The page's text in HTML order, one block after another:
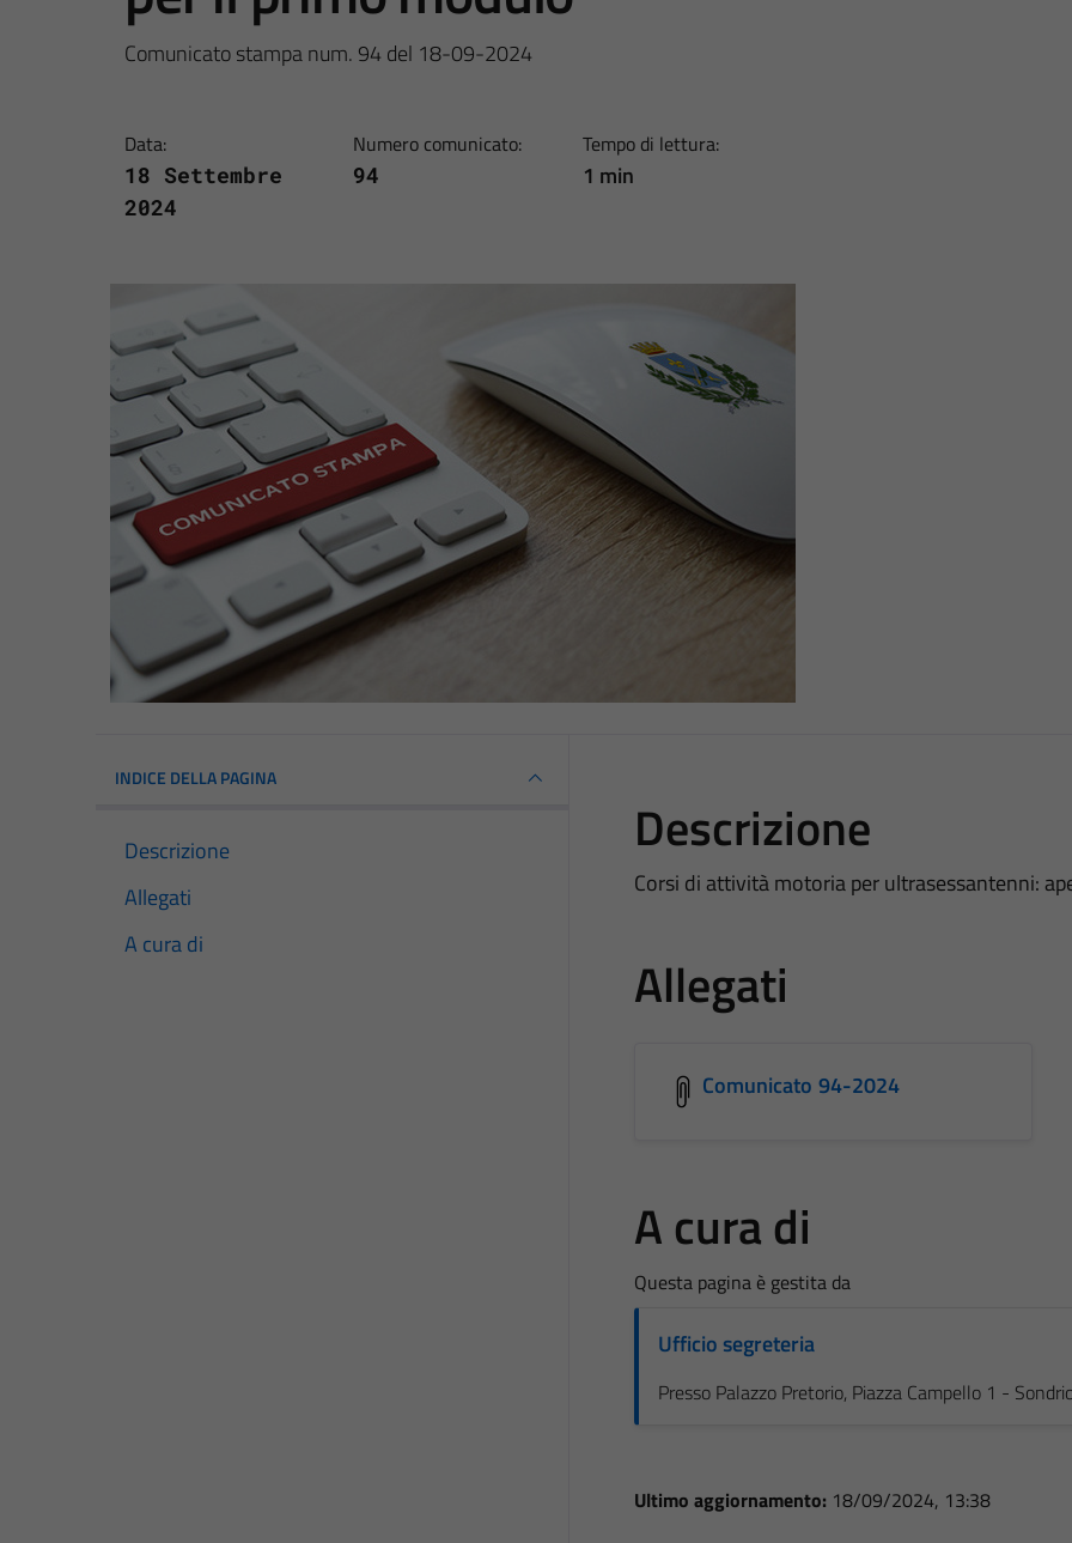
Comunicato stampa num. 94 del 18-09-2024
Data:
18 Settembre
2024
Numero comunicato:
94
Tempo di lettura:
1 min
INDICE DELLA PAGINA
Descrizione
Allegati
A cura di
Descrizione
Corsi di attività motoria per ultrasessantenni:
Allegati
Comunicato 94-2024
A cura di
Questa pagina è gestita da
Ufficio segreteria
Presso Palazzo Pretorio, Piazza Campello 1 -
Ultimo aggiornamento: 18/09/2024, 13:38